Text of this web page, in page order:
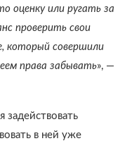
оценку или ругать за
проверить свои
который совершили
права забывать», —
задействовать
в ней уже